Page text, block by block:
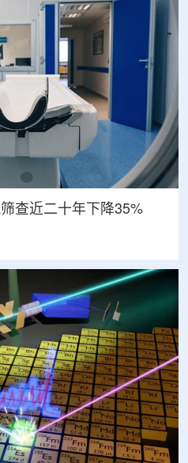
查近二十年下降35%